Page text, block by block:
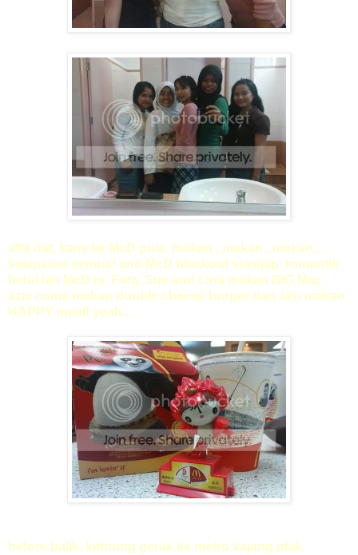
afta dat, kami ke McD pula. makan...makan...makan...
kelaparan semua! and McD blackout sekejap. romantik
betul lah McD ni. Fara, Sue and Lina makan BIG Mac.
azie cuma makan double cheese burger dan aku makan
HAPPY meal! yeah...
before balik, kitorang gerak ke metro kajang plak.